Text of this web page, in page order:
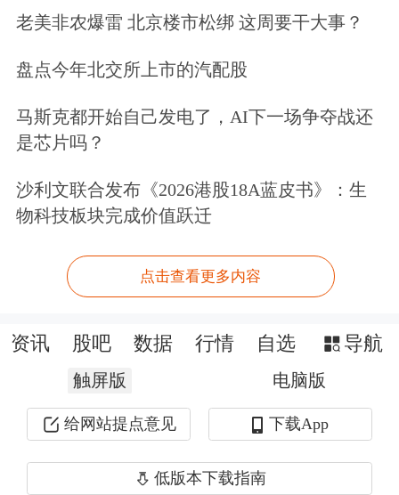
国广泛的通胀和韧性经济已经将风险平
衡果断地转向了紧缩政策：预计美联储
将在6月16日至17日的会议上转向收紧
货币政策，随后在7月份加息25个基
点。报告写道：“美联储面临压力，必
须采取行动以维护其信誉。如果美联储
不采取行动，债券市场将通过推高收益
率来迫使美联储采取行动。”
美股三大指数收跌
。截至收盘，
道指跌620.72点，跌幅为1.21%，报
50687.07点；纳指跌239.92点，跌幅为
老美非农爆雷 北京楼市松绑 这周要干大事？
盘点今年北交所上市的汽配股
马斯克都开始自己发电了，AI下一场争夺战还
是芯片吗？
沙利文联合发布《2026港股18A蓝皮书》：生
物科技板块完成价值跃迁
点击查看更多内容
资讯 股吧 数据 行情 自选 导航
触屏版 电脑版
给网站提点意见 下载App
低版本下载指南